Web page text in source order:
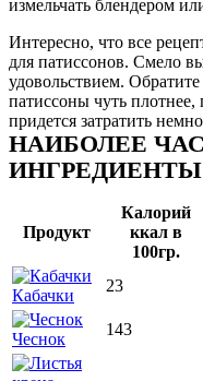
измельчать блендером
Интересно, что все
для патиссонов. Смело
удовольствием.
патиссоны чуть
придется затратить
НАИБОЛЕЕ
Продукт
Калорий
ккал в
100гр.
Кабачки
23
Чеснок
143